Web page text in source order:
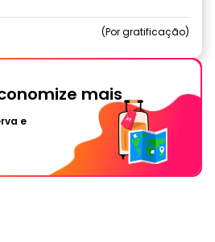
Por gratificação
mais
e